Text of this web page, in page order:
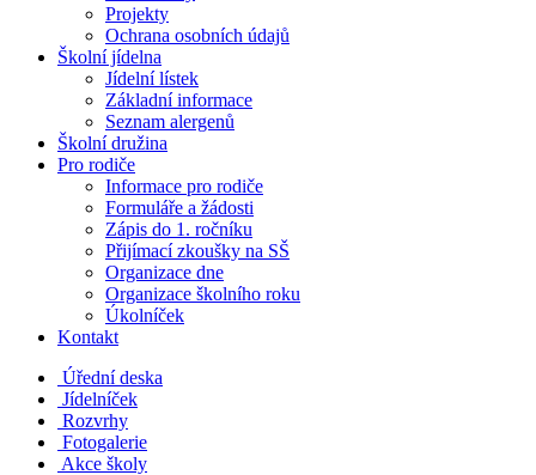
Projekty
Ochrana osobních údajů
Školní jídelna
Jídelní lístek
Základní informace
Seznam alergenů
Školní družina
Pro rodiče
Informace pro rodiče
Formuláře a žádosti
Zápis do 1. ročníku
Přijímací zkoušky na SŠ
Organizace dne
Organizace školního roku
Úkolníček
Kontakt
Úřední deska
Jídelníček
Rozvrhy
Fotogalerie
Akce školy